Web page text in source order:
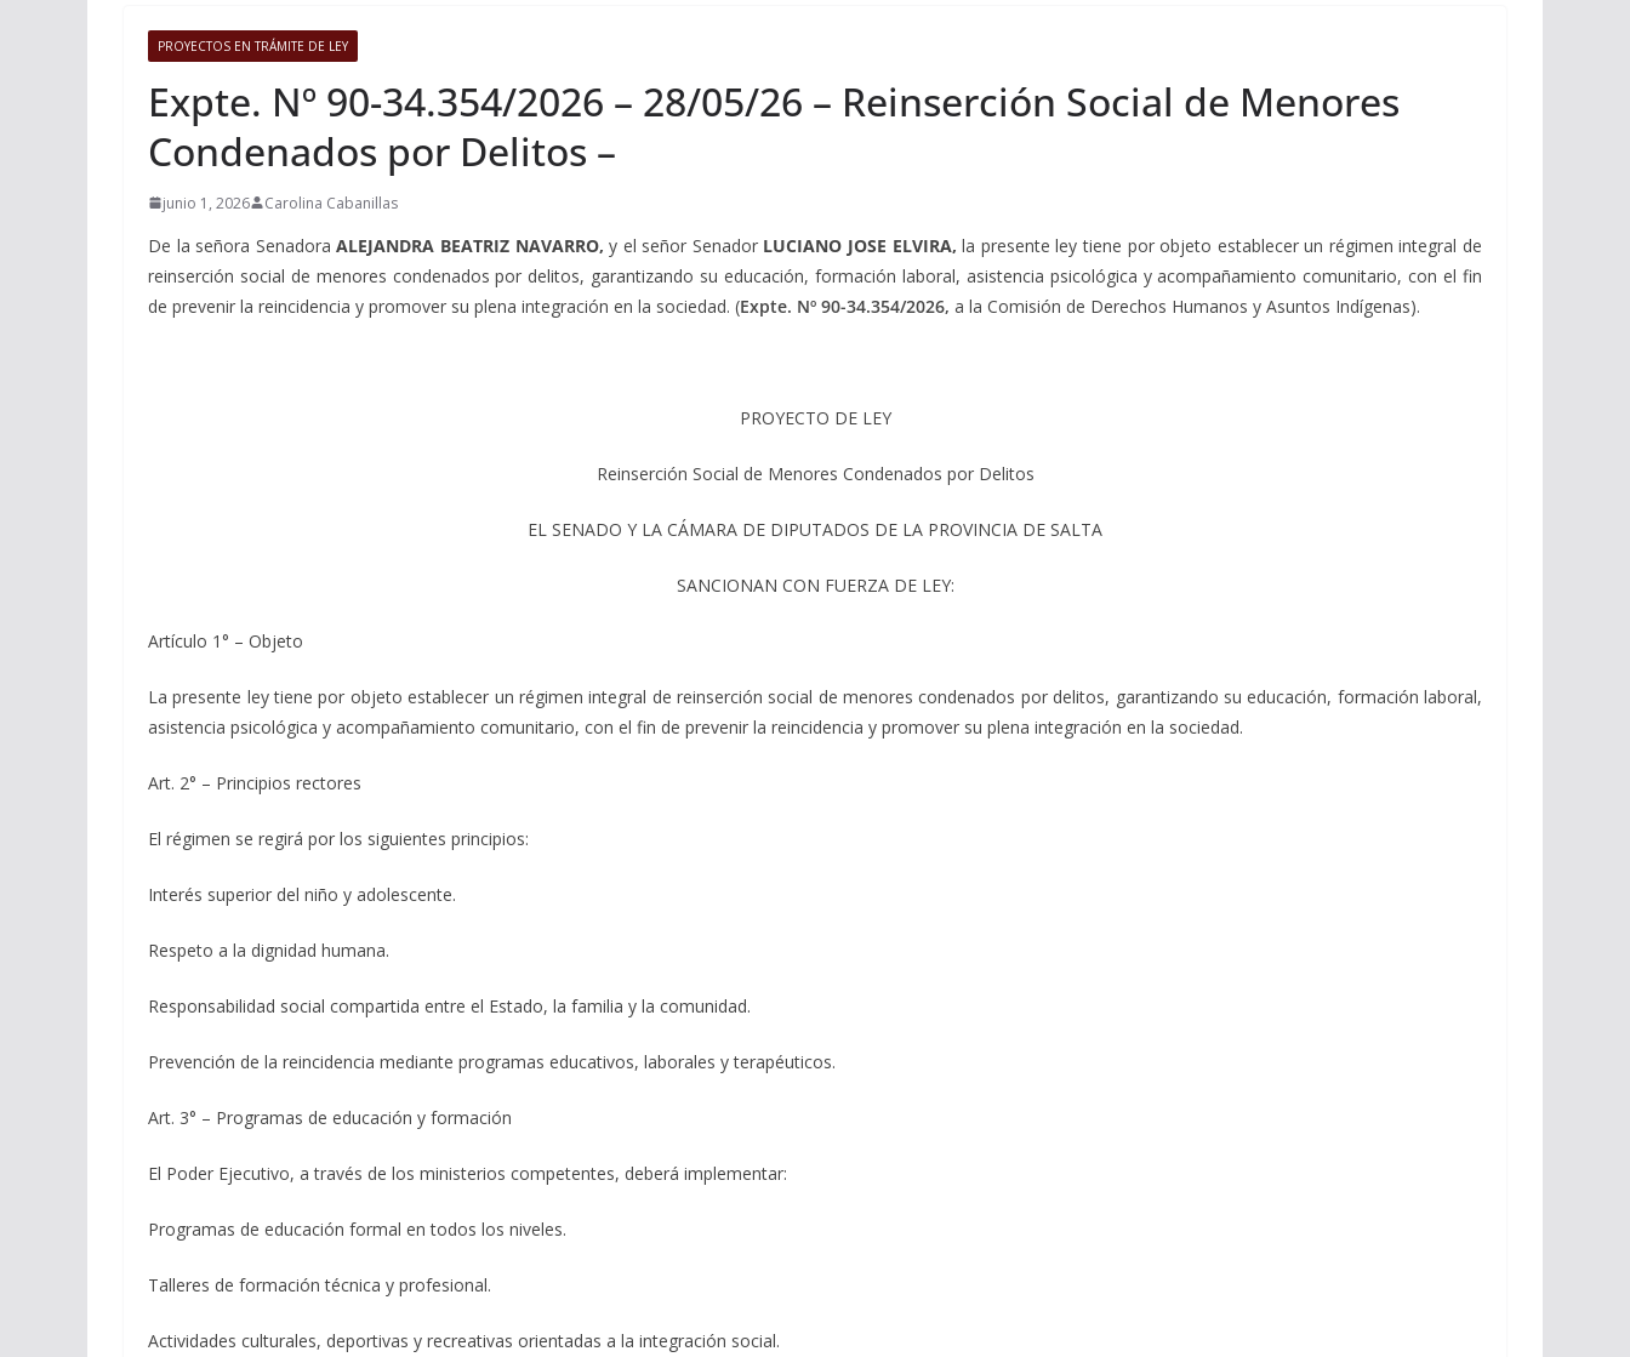
PROYECTOS EN TRÁMITE DE LEY
Expte. Nº 90-34.354/2026 – 28/05/26 – Reinserción Social de Menores
Condenados por Delitos –
junio 1, 2026 Carolina Cabanillas
De la señora Senadora ALEJANDRA BEATRIZ NAVARRO,y el señor SenadorLUCIANO JOSE ELVIRA,la presente ley tiene por objeto establecer un régimen integral de
reinserción social de menores condenados por delitos, garantizando su educación, formación laboral, asistencia psicológica y acompañamiento comunitario, con el fin
de prevenir la reincidencia y promover su plena integración en la sociedad. (Expte. Nº 90-34.354/2026, a la Comisión de Derechos Humanos y Asuntos Indígenas).
PROYECTO DE LEY
Reinserción Social de Menores Condenados por Delitos
EL SENADO Y LA CÁMARA DE DIPUTADOS DE LA PROVINCIA DE SALTA
SANCIONAN CON FUERZA DE LEY:
Artículo 1° – Objeto
La presente ley tiene por objeto establecer un régimen integral de reinserción social de menores condenados por delitos, garantizando su educación, formación laboral,
asistencia psicológica y acompañamiento comunitario, con el fin de prevenir la reincidencia y promover su plena integración en la sociedad.
Art. 2° – Principios rectores
El régimen se regirá por los siguientes principios:
Interés superior del niño y adolescente.
Respeto a la dignidad humana.
Responsabilidad social compartida entre el Estado, la familia y la comunidad.
Prevención de la reincidencia mediante programas educativos, laborales y terapéuticos.
Art. 3° – Programas de educación y formación
El Poder Ejecutivo, a través de los ministerios competentes, deberá implementar:
Programas de educación formal en todos los niveles.
Talleres de formación técnica y profesional.
Actividades culturales, deportivas y recreativas orientadas a la integración social.